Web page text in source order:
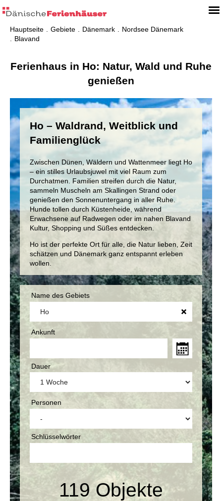
Hauptseite Gebiete Dänemark
Nordsee Dänemark
Blavand
Ferienhaus in Ho: Natur, Wald und Ruhe
genießen
Ho – Waldrand, Weitblick und
Familienglück
Zwischen Dünen, Wäldern und Wattenmeer liegt Ho
– ein stilles Urlaubsjuwel mit viel Raum zum
Durchatmen. Familien streifen durch die Natur,
sammeln Muscheln am Skallingen Strand oder
genießen den Sonnenuntergang in aller Ruhe.
Hunde tollen durch Küstenheide, während
Erwachsene auf Radwegen oder im nahen Blavand
Kultur, Shopping und Süßes entdecken.
Ho ist der perfekte Ort für alle, die Natur lieben, Zeit
schätzen und Dänemark ganz entspannt erleben
wollen.
Name des Gebiets
Ankunft
Dauer
Personen
Schlüsselwörter
119 Objekte